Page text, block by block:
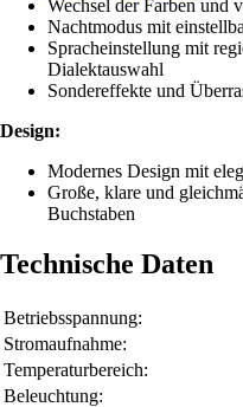
Wechsel der Farben und
Nachtmodus mit
Spracheinstellung mit
Dialektauswahl
Sondereffekte und
Design:
Modernes Design mit
Große, klare und
Buchstaben
Technische Daten
Betriebsspannung:
Stromaufnahme:
Temperaturbereich:
Beleuchtung: